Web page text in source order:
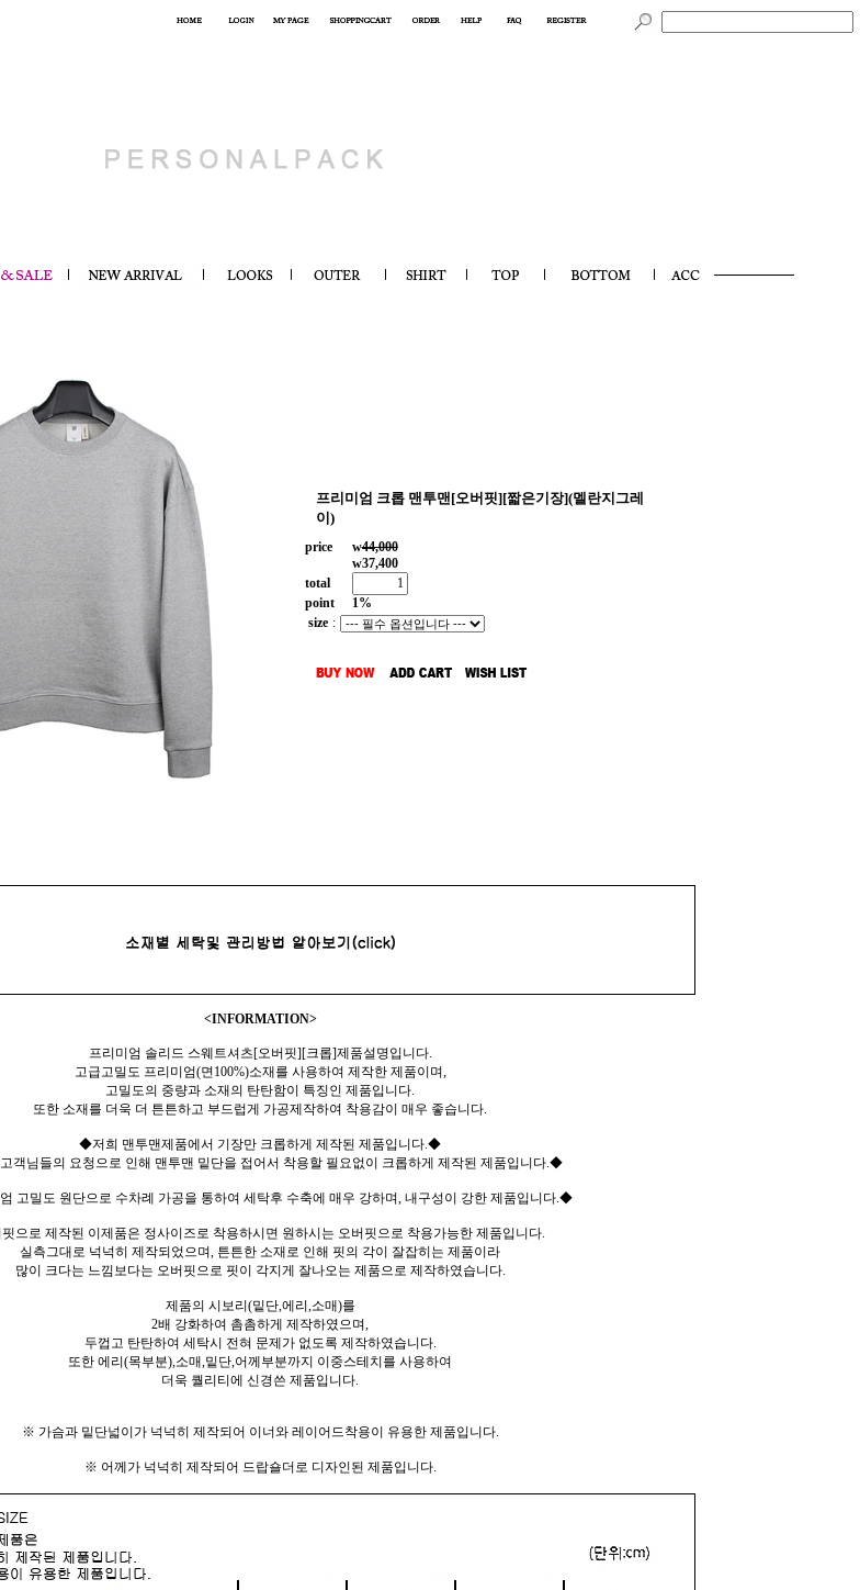
프리미엄 크롭 맨투맨[오버핏][짧은기장](멜란지그레
이)
price w44,000
w37,400
total
point
1%
size :
<INFORMATION>
프리미엄 솔리드 스웨트셔츠[오버핏][크롭]제품설명입니다.
고급고밀도 프리미엄(면100%)소재를 사용하여 제작한 제품이며,
고밀도의 중량과 소재의 탄탄함이 특징인 제품입니다.
또한 소재를 더욱 더 튼튼하고 부드럽게 가공제작하여 착용감이 매우 좋습니다.
◆저희 맨투맨제품에서 기장만 크롭하게 제작된 제품입니다.◆
객님들의 요청으로 인해 맨투맨 밑단을 접어서 착용할 필요없이 크롭하게 제작된 제품입니다.◆
고밀도 원단으로 수차례 가공을 통하여 세탁후 수축에 매우 강하며, 내구성이 강한 제품입니다.◆
핏으로 제작된 이제품은 정사이즈로 착용하시면 원하시는 오버핏으로 착용가능한 제품입니다.
실측그대로 넉넉히 제작되었으며, 튼튼한 소재로 인해 핏의 각이 잘잡히는 제품이라
많이 크다는 느낌보다는 오버핏으로 핏이 각지게 잘나오는 제품으로 제작하였습니다.
제품의 시보리(밑단,에리,소매)를
2배 강화하여 촘촘하게 제작하였으며,
두껍고 탄탄하여 세탁시 전혀 문제가 없도록 제작하였습니다.
또한 에리(목부분),소매,밑단,어께부분까지 이중스테치를 사용하여
더욱 퀄리티에 신경쓴 제품입니다.
※ 가슴과 밑단넓이가 넉넉히 제작되어 이너와 레이어드착용이 유용한 제품입니다.
※ 어께가 넉넉히 제작되어 드랍숄더로 디자인된 제품입니다.